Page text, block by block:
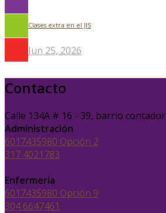
Clases extra en el JIS
Jun 25, 2026
Contacto
Calle 134A # 16 - 39, barrio contador
Administración
6017435980 Opción 2
317 4021783
Enfermería
6017435980 Opción 9
304 6647461